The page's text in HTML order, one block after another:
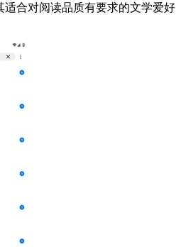
合对阅读品质有要求的文学爱好